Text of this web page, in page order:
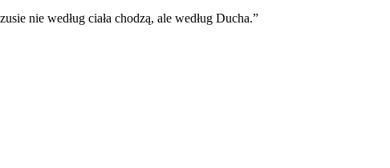
nie według ciała chodzą, ale według Ducha.”